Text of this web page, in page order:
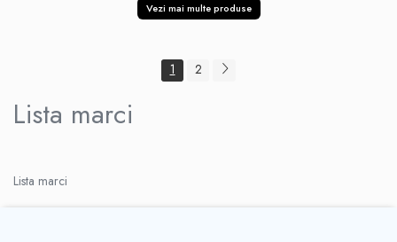
Vezi mai multe produse
1 2
Lista marci
Lista marci